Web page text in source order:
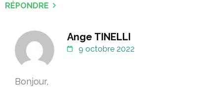
RÉPONDRE
Ange TINELLI
9 octobre 2022
Bonjour,